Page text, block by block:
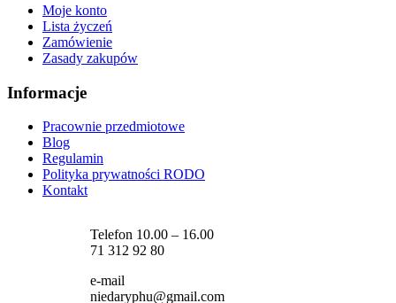
Moje konto
Lista życzeń
Zamówienie
Zasady zakupów
Informacje
Pracownie przedmiotowe
Blog
Regulamin
Polityka prywatności RODO
Kontakt
Telefon 10.00 – 16.00
71 312 92 80
e-mail
niedaryphu@gmail.com